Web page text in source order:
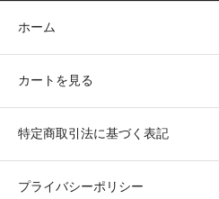
ホーム
カートを見る
特定商取引法に基づく表記
プライバシーポリシー